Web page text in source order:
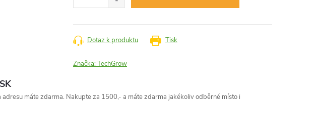
Tisk
Dotaz k produktu
Značka:TechGrow
máte zdarma. Nakupte za 1500,- a máte zdarma jakékoliv odběrné místo i